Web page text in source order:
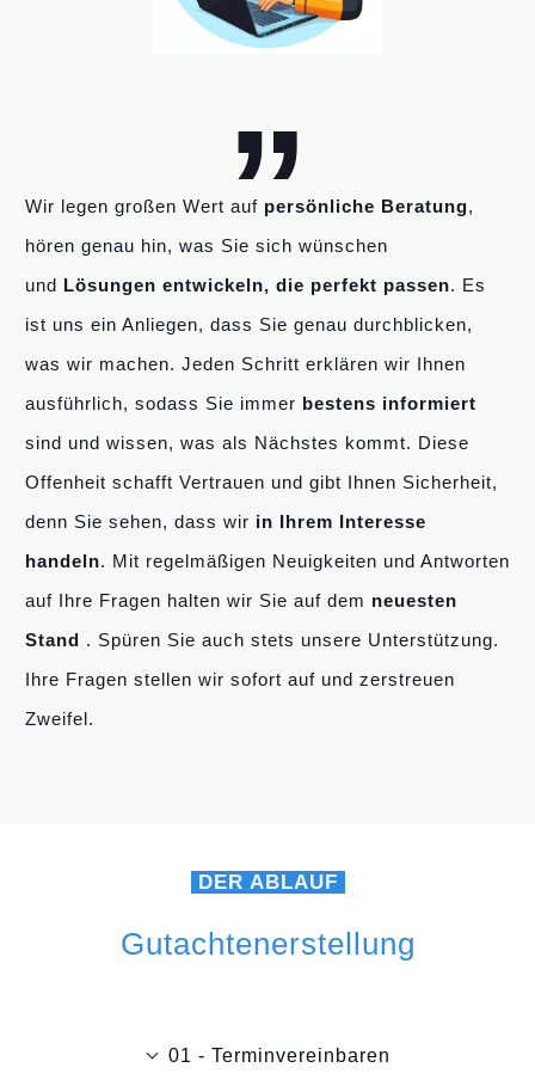
„
Wir legen großen Wert auf persönliche Beratung,
hören genau hin, was Sie sich wünschen
und Lösungen entwickeln, die perfekt passen. Es
ist uns ein Anliegen, dass Sie genau durchblicken,
was wir machen. Jeden Schritt erklären wir Ihnen
ausführlich, sodass Sie immer bestens informiert
sind und wissen, was als Nächstes kommt. Diese
Offenheit schafft Vertrauen und gibt Ihnen Sicherheit,
denn Sie sehen, dass wir in Ihrem Interesse
handeln. Mit regelmäßigen Neuigkeiten und Antworten
auf Ihre Fragen halten wir Sie auf dem neuesten
Stand . Spüren Sie auch stets unsere Unterstützung.
Ihre Fragen stellen wir sofort auf und zerstreuen
Zweifel.
DER ABLAUF
Gutachtenerstellung
01 - Terminvereinbaren